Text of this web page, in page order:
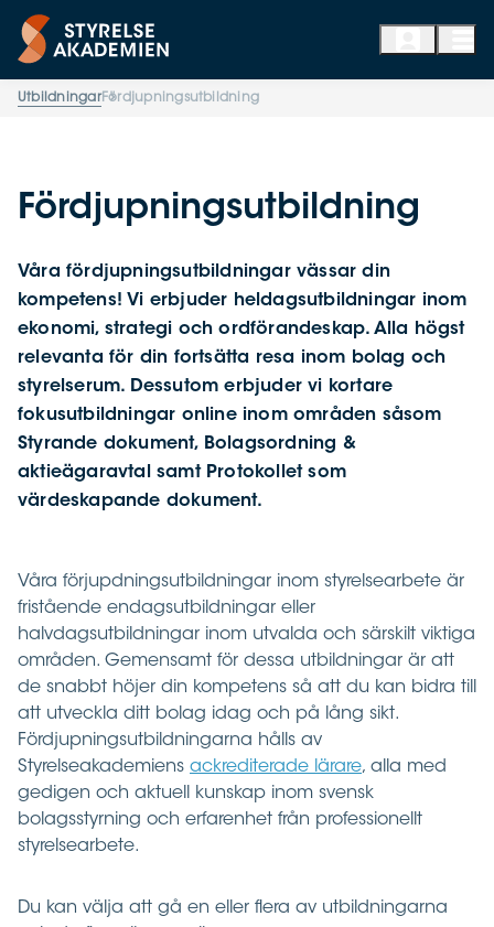
UtbildningarFördjupningsutbildning
Fördjupningsutbildning
Våra fördjupningsutbildningar vässar din
kompetens! Vi erbjuder heldagsutbildningar inom
ekonomi, strategi och ordförandeskap. Alla högst
relevanta för din fortsätta resa inom bolag och
styrelserum. Dessutom erbjuder vi kortare
fokusutbildningar online inom områden såsom
Styrande dokument, Bolagsordning &
aktieägaravtal samt Protokollet som
värdeskapande dokument.
Våra förjupdningsutbildningar inom styrelsearbete är
fristående endagsutbildningar eller
halvdagsutbildningar inom utvalda och särskilt viktiga
områden. Gemensamt för dessa utbildningar är att
de snabbt höjer din kompetens så att du kan bidra till
att utveckla ditt bolag idag och på lång sikt.
Fördjupningsutbildningarna hålls av
Styrelseakademiens ackrediterade lärare, alla med
gedigen och aktuell kunskap inom svensk
bolagsstyrning och erfarenhet från professionellt
styrelsearbete.
Du kan välja att gå en eller flera av utbildningarna